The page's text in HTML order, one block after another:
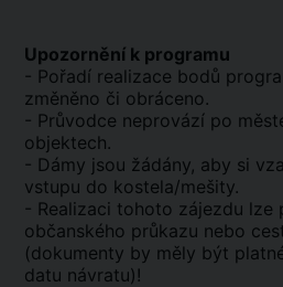
Upozornění k programu
- Pořadí realizace bodů
změněno či obráceno.
- Průvodce neprovází po
objektech.
- Dámy jsou žádány, aby si
vstupu do kostela/mešity.
- Realizaci tohoto zájezdu lze
občanského průkazu nebo
(dokumenty by měly být
datu návratu)!